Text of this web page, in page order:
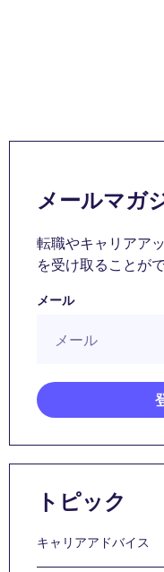
メールマガ
転職やキャリアア
を受け取ることが
メール
トピック
キャリアアドバイス